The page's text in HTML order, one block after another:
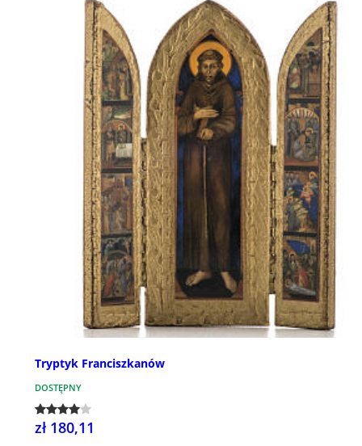
Tryptyk Franciszkanów
DOSTĘPNY
zł 180,11